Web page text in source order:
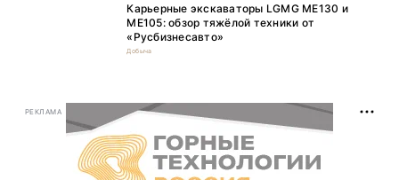
Карьерные экскаваторы LGMG ME130 и
ME105: обзор тяжёлой техники от
«Русбизнесавто»
Добыча
РЕКЛАМА